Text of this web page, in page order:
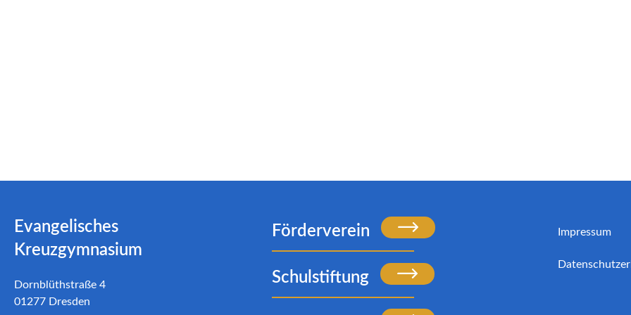
Evangelisches
Kreuzgymnasium
Dornblüthstraße 4
01277 Dresden
Förderverein
Schulstiftung
Impressum